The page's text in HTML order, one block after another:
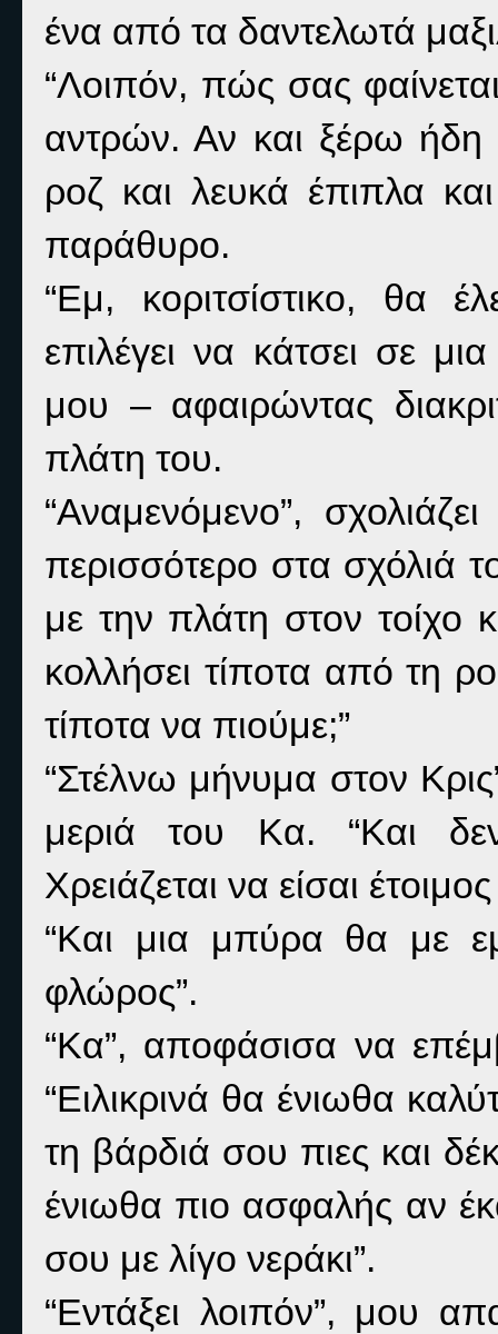
ένα από τα δαντελωτά
“Λοιπόν, πώς σας
αντρών. Αν και ξέρω
ροζ και λευκά έπιπλα
παράθυρο.
“Εμ, κοριτσίστικο, θα
επιλέγει να κάτσει σε
μου – αφαιρώντας
πλάτη του.
“Αναμενόμενο”,
περισσότερο στα σχόλιά
με την πλάτη στον τοίχο
κολλήσει τίποτα από τη
τίποτα να πιούμε;”
“Στέλνω μήνυμα στον
μεριά του Κα. “Και
Χρειάζεται να είσαι
“Και μια μπύρα θα με
φλώρος”.
“Κα”, αποφάσισα να
“Ειλικρινά θα ένιωθα
τη βάρδιά σου πιες και
ένιωθα πιο ασφαλής αν
σου με λίγο νεράκι”.
“Εντάξει λοιπόν”, μου